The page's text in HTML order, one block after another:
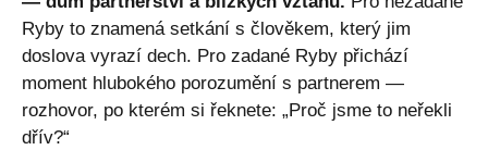
Ryby to znamená setkání s člověkem, který jim
doslova vyrazí dech. Pro zadané Ryby přichází
moment hlubokého porozumění s partnerem —
rozhovor, po kterém si řeknete: „Proč jsme to neřekli
dřív?“